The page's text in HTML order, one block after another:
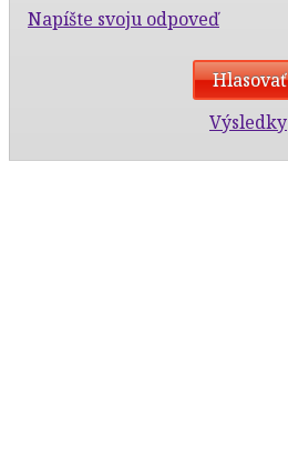
Napíšte svoju odpoveď
Výsledky